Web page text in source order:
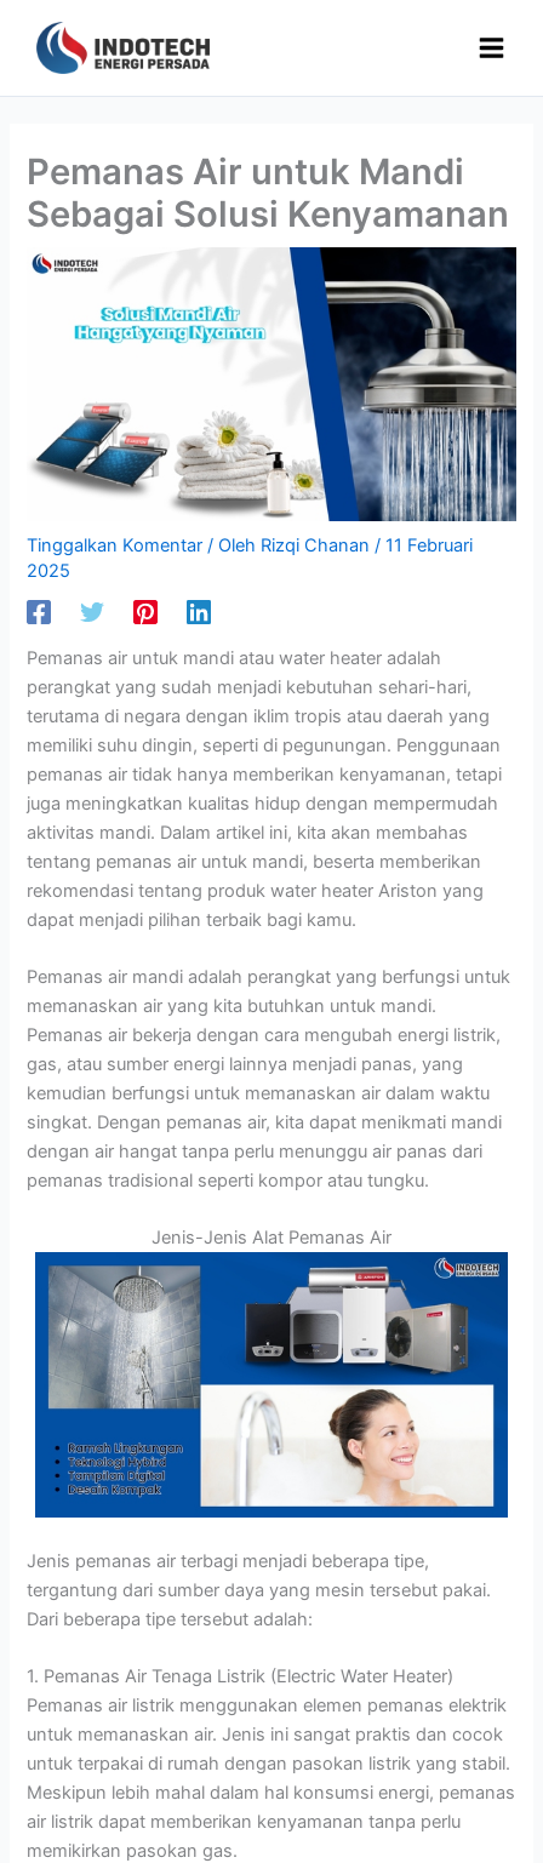
konten
Pemanas Air untuk Mandi
Sebagai Solusi Kenyamanan
Tinggalkan Komentar / Oleh Rizqi Chanan/11 Februari
2025
Pemanas air untuk mandi atau water heater adalah
perangkat yang sudah menjadi kebutuhan sehari-hari,
terutama di negara dengan iklim tropis atau daerah yang
memiliki suhu dingin, seperti di pegunungan. Penggunaan
pemanas air tidak hanya memberikan kenyamanan, tetapi
juga meningkatkan kualitas hidup dengan mempermudah
aktivitas mandi. Dalam artikel ini, kita akan membahas
tentang pemanas air untuk mandi, beserta memberikan
rekomendasi tentang produk water heater Ariston yang
dapat menjadi pilihan terbaik bagi kamu.
Pemanas air mandi adalah perangkat yang berfungsi untuk
memanaskan air yang kita butuhkan untuk mandi.
Pemanas air bekerja dengan cara mengubah energi listrik,
gas, atau sumber energi lainnya menjadi panas, yang
kemudian berfungsi untuk memanaskan air dalam waktu
singkat. Dengan pemanas air, kita dapat menikmati mandi
dengan air hangat tanpa perlu menunggu air panas dari
pemanas tradisional seperti kompor atau tungku.
Jenis-Jenis Alat Pemanas Air
Jenis pemanas air terbagi menjadi beberapa tipe,
tergantung dari sumber daya yang mesin tersebut pakai.
Dari beberapa tipe tersebut adalah:
1. Pemanas Air Tenaga Listrik (Electric Water Heater)
Pemanas air listrik menggunakan elemen pemanas elektrik
untuk memanaskan air. Jenis ini sangat praktis dan cocok
untuk terpakai di rumah dengan pasokan listrik yang stabil.
Meskipun lebih mahal dalam hal konsumsi energi, pemanas
air listrik dapat memberikan kenyamanan tanpa perlu
memikirkan pasokan gas.